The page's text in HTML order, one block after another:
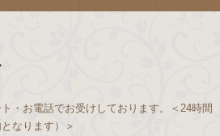
・お電話でお受けしております。＜24時間
なります）＞